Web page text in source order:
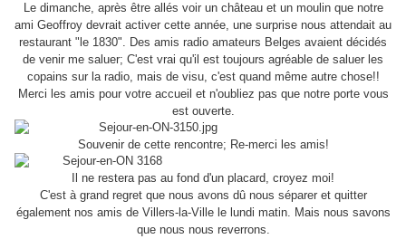
Le dimanche, après être allés voir un château et un moulin que notre
ami Geoffroy devrait activer cette année, une surprise nous attendait au
restaurant "le 1830". Des amis radio amateurs Belges avaient décidés
de venir me saluer; C'est vrai qu'il est toujours agréable de saluer les
copains sur la radio, mais de visu, c'est quand même autre chose!!
Merci les amis pour votre accueil et n'oubliez pas que notre porte vous
est ouverte.
Souvenir de cette rencontre; Re-merci les amis!
Il ne restera pas au fond d'un placard, croyez moi!
C'est à grand regret que nous avons dû nous séparer et quitter
également nos amis de Villers-la-Ville le lundi matin. Mais nous savons
que nous nous reverrons.